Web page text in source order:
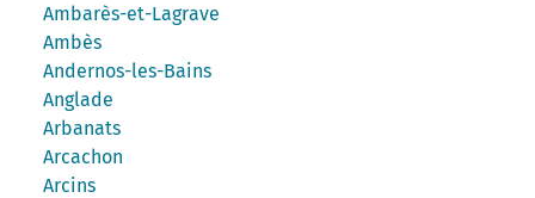
Ambarès-et-Lagrave
Ambès
Andernos-les-Bains
Anglade
Arbanats
Arcachon
Arcins